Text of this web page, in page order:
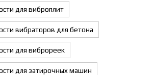
для виброплит
вибраторов для бетона
для виброреек
для затирочныx машин